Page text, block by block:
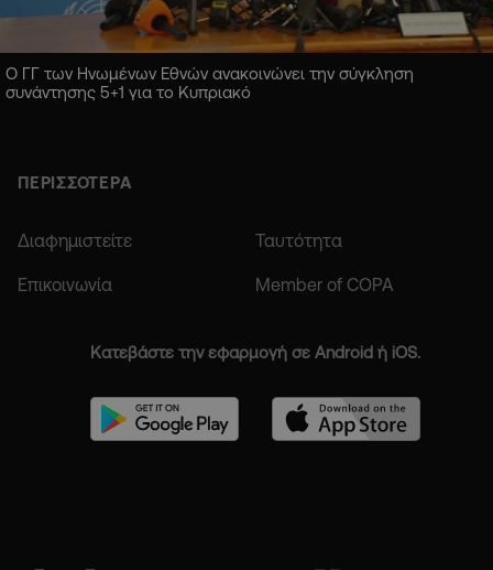
Ο ΓΓ των Ηνωμένων Εθνών ανακοινώνει την σύγκληση
συνάντησης 5+1 για το Κυπριακό
ΠΕΡΙΣΣΟΤΕΡΑ
Διαφημιστείτε Ταυτότητα
Επικοινωνία Member of COPA
Κατεβάστε την εφαρμογή σε Android ή iOS.